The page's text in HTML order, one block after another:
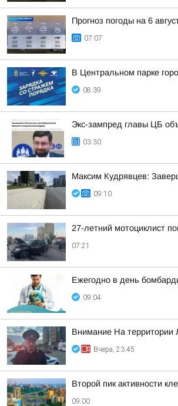
Прогноз погоды на 6
07:07
В Центральном парке
08:39
Экс-зампред главы ЦБ
03:30
Максим Кудрявцев:
09:10
27-летний мотоциклист
07:21
Ежегодно в день
09:04
Внимание На территории
Вчера, 23:45
Второй пик активности
09:00